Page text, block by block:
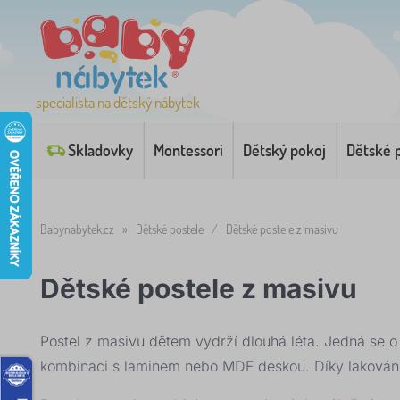
specialista na dětský nábytek
Skladovky Montessori Dětský pokoj Dětské
Babynabytek.cz » Dětské postele / Dětské postele z masivu
Dětské postele z masivu
Postel z masivu dětem vydrží dlouhá léta. Jedná se
kombinaci s laminem nebo MDF deskou. Díky